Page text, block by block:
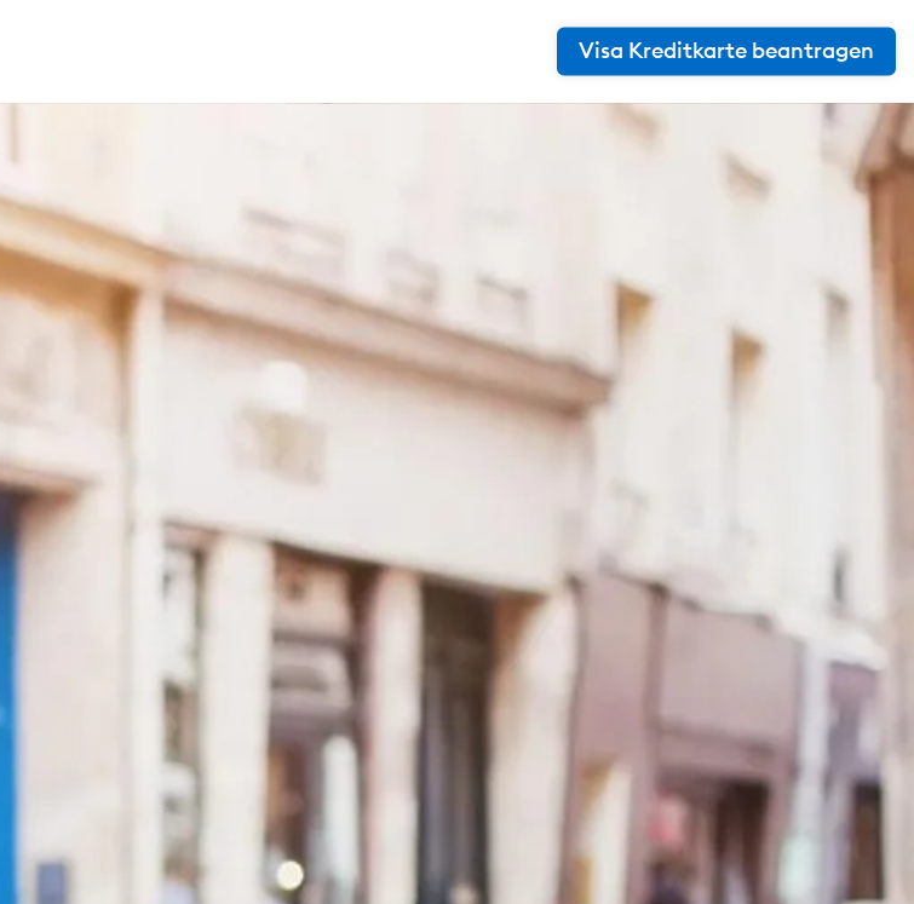
Visa Kreditkarte beantragen